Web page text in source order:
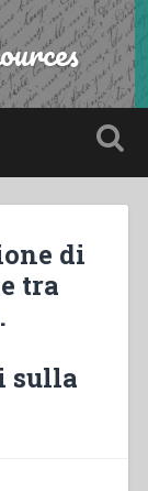
di
tra
sulla